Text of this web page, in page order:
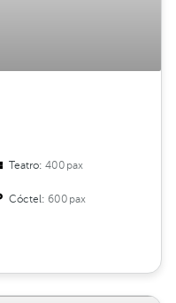
Teatro:400pax
Cóctel:600pax